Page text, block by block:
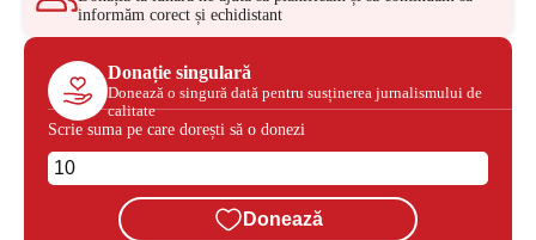
informăm corect și echidistant
Donație singulară
Donează o singură dată pentru susținerea jurnalismului de
calitate
Scrie suma pe care dorești să o donezi
Donează